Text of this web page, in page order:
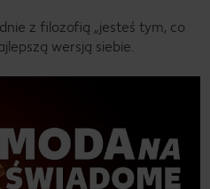
z filozofią „jesteś tym, co
wersją siebie.